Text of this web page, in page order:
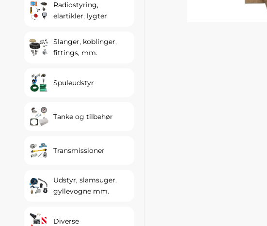
Radiostyring,
elartikler, lygter
Slanger, koblinger,
fittings, mm.
Spuleudstyr
Tanke og tilbehør
Transmissioner
Udstyr, slamsuger,
gyllevogne mm.
Diverse